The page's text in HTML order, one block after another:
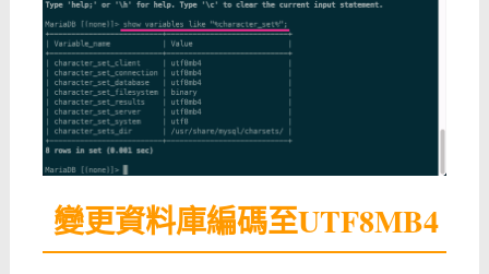
變更資料庫編碼至UTF8MB4